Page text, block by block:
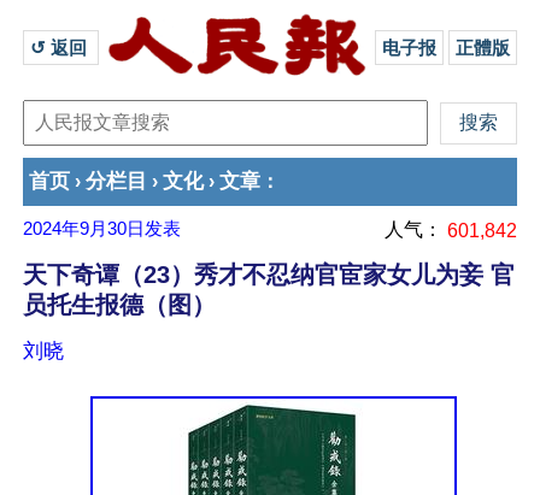
↺ 返回 电子报 正體版
首页 › 分栏目 › 文化› 文章 ：
2024年9月30日 发表 人气： 601,842
天下奇谭（23）秀才不忍纳官宦家女儿为妾 官
员托生报德（图）
刘晓